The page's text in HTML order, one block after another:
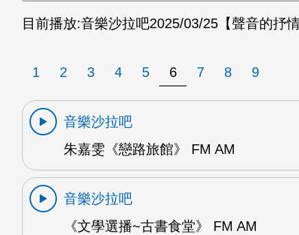
目前播放:音樂沙拉吧2025/03/25 【聲音的抒
1 2 3 4 5 6 7 8 9
音樂沙拉吧
朱嘉雯《戀路旅館》 FM AM
音樂沙拉吧
《文學選播~古書食堂》 FM AM